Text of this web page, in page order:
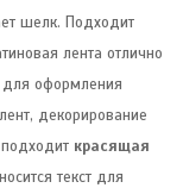
шелк. Подходит
лента отлично
оформления
декорирование
красящая
текст для